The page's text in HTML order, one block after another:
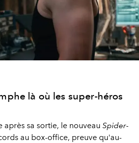
là où les super-héros
après sa sortie, le nouveau Spider-
au box-office, preuve qu'au-